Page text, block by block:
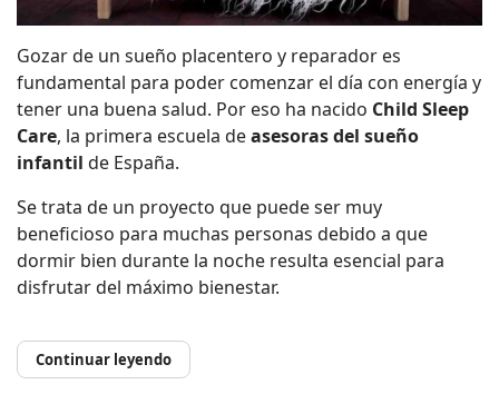
Gozar de un sueño placentero y reparador es
fundamental para poder comenzar el día con energía y
tener una buena salud. Por eso ha nacido Child Sleep
Care, la primera escuela deasesoras del sueño
infantil de España.
Se trata de un proyecto que puede ser muy
beneficioso para muchas personas debido a que
dormir bien durante la noche resulta esencial para
disfrutar del máximo bienestar.
Continuar leyendo